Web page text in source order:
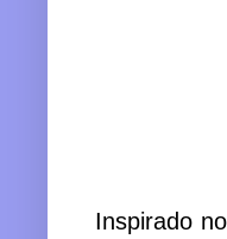
Inspirado